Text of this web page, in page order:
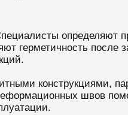
определяют
герметичность после
конструкциями,
швов